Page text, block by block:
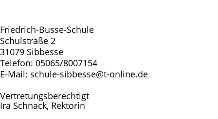
Friedrich-Busse-Schule
Schulstraße 2
31079 Sibbesse
Telefon: 05065/8007154
E-Mail: schule-sibbesse@t-online.de
Vertretungsberechtigt
Ira Schnack, Rektorin